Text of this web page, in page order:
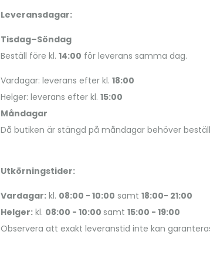
Leveransdagar:
Tisdag–Söndag
Beställ före kl. 14:00 för leverans samma dag.
Vardagar: leverans efter kl. 18:00
Helger: leverans efter kl. 15:00
Måndagar
Då butiken är stängd på måndagar behöver
Utkörningstider:
Vardagar: kl. 08:00 - 10:00 samt 18:00- 21:00
Helger: kl. 08:00 - 10:00 samt 15:00 - 19:00
Observera att exakt leveranstid inte kan